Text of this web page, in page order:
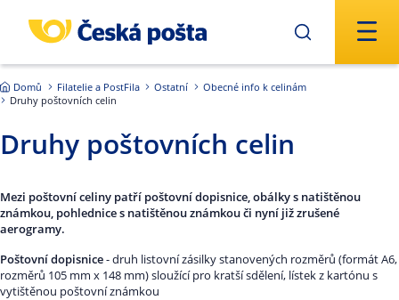
Domů Filatelie a PostFila Ostatní
Obecné info k celinám
Druhy poštovních celin
Druhy poštovních celin
Mezi poštovní celiny patří poštovní dopisnice, obálky s natištěnou
známkou, pohlednice s natištěnou známkou či nyní již zrušené
aerogramy.
Poštovní dopisnice- druh listovní zásilky stanovených rozměrů (formát A6,
rozměrů 105 mm x 148 mm) sloužící pro kratší sdělení, lístek z kartónu s
vytištěnou poštovní známkou